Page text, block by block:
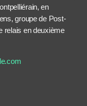
en
groupe de Post-
relais en deuxième